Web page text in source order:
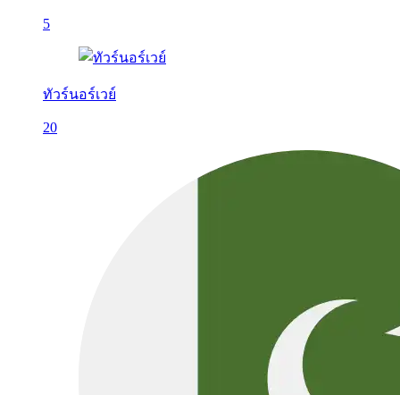
5
ทัวร์นอร์เวย์
20